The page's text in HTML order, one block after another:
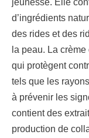
d’ingrédients
des rides et des
la peau. La
qui protègent
tels que les
à prévenir les
contient des
production de